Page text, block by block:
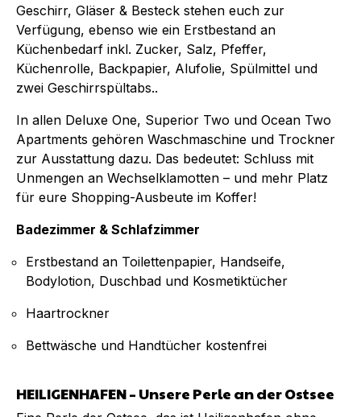
Geschirr, Gläser & Besteck stehen euch zur
Verfügung, ebenso wie ein Erstbestand an
Küchenbedarf inkl. Zucker, Salz, Pfeffer,
Küchenrolle, Backpapier, Alufolie, Spülmittel und
zwei Geschirrspültabs..
In allen Deluxe One, Superior Two und Ocean Two
Apartments gehören Waschmaschine und Trockner
zur Ausstattung dazu. Das bedeutet: Schluss mit
Unmengen an Wechselklamotten – und mehr Platz
für eure Shopping-Ausbeute im Koffer!
Badezimmer & Schlafzimmer
Erstbestand an Toilettenpapier, Handseife,
Bodylotion, Duschbad und Kosmetiktücher
Haartrockner
Bettwäsche und Handtücher kostenfrei
HEILIGENHAFEN – Unsere Perle an der Ostsee